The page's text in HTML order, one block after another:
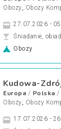
Obozy, Obozy
27.07.2026 -
Śniadanie,
Obozy
Kudowa-
Europa / Polska /
Obozy, Obozy
17.07.2026 -